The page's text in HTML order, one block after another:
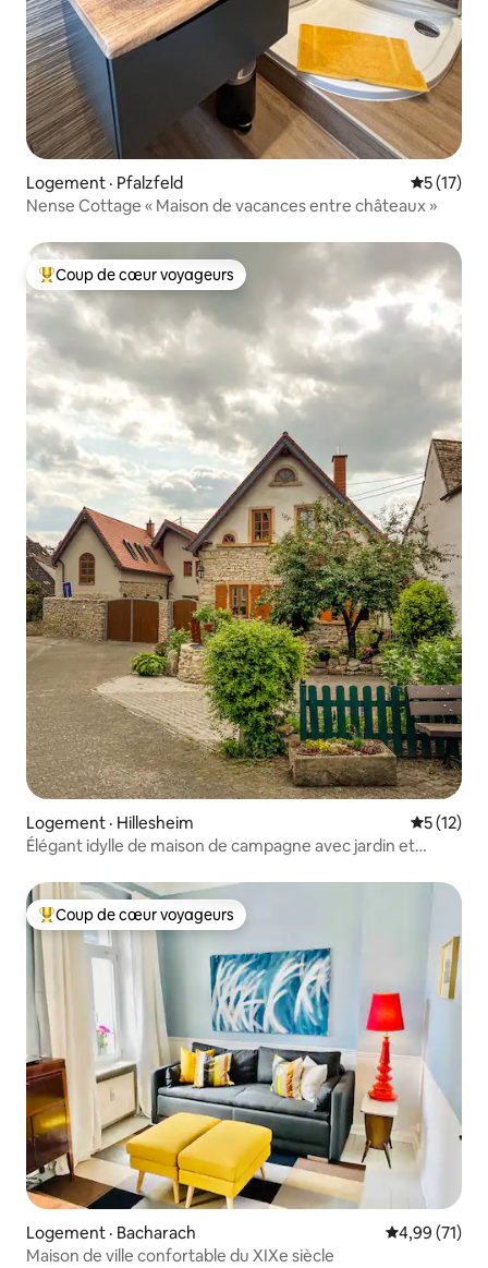
Logement · Pfalzfeld Note
5 (17)
Nense Cottage « Maison de vacances entre châteaux »
Coup de cœur voyageurs parmi les plus aimés
Coup de cœur voyageurs
Logement · Hillesheim Note
5 (12)
Élégant idylle de maison de campagne avec jardin et
Coup de cœur voyageurs parmi les plus aimés
Coup de cœur voyageurs
Logement · Bacharach Note
4,99 (71)
Maison de ville confortable du XIXe siècle